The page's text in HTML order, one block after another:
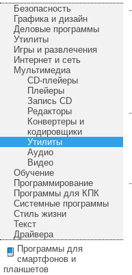
Безопасность
Графика и дизайн
Деловые программы
Утилиты
Игры и развлечения
Интернет и сеть
Мультимедиа
CD-плейеры
Плейеры
Запись CD
Редакторы
Конвертеры и
кодировщики
Утилиты
Аудио
Видео
Обучение
Программирование
Программы для КПК
Системные программы
Стиль жизни
Текст
Драйвера
Программы для
смартфонов и
планшетов